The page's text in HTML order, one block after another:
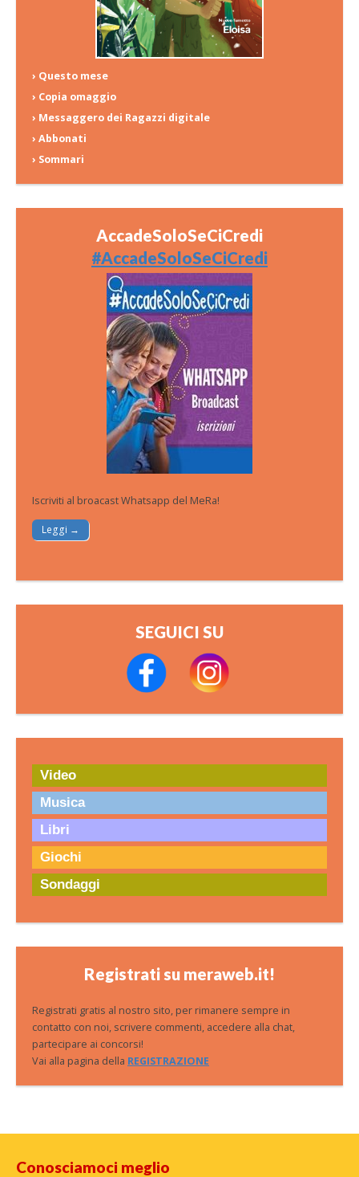
› Questo mese
› Copia omaggio
› Messaggero dei Ragazzi digitale
› Abbonati
› Sommari
AccadeSoloSeCiCredi
#AccadeSoloSeCiCredi
Iscriviti al broacast Whatsapp del MeRa!
Leggi →
SEGUICI SU
Video
Musica
Libri
Giochi
Sondaggi
Registrati su meraweb.it!
Registrati gratis al nostro sito, per rimanere sempre in
contatto con noi, scrivere commenti, accedere alla chat,
partecipare ai concorsi!
Vai alla pagina della REGISTRAZIONE
Conosciamoci meglio